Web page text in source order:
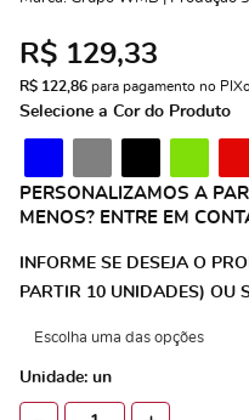
R$ 129,33
R$ 122,86 para pagamento no PIX
Selecione a Cor do Produto
PERSONALIZAMOS A
MENOS? ENTRE EM
INFORME SE DESEJA O
PARTIR 10 UNIDADES) OU
Unidade: un